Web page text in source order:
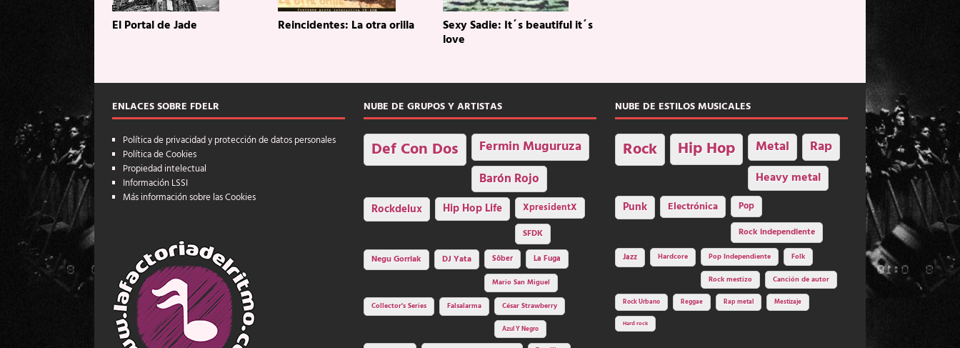
El Portal de Jade Reincidentes: La otra orilla Sexy Sadie: It´s beautiful it´s
love
ENLACES SOBRE FDELR
Política de privacidad y protección de datos personales
Política de Cookies
Propiedad intelectual
Información LSSI
Más información sobre las Cookies
NUBE DE GRUPOS Y ARTISTAS
Def Con Dos Fermin Muguruza
Barón Rojo
Rockdelux Hip Hop Life
XpresidentX
SFDK
Negu Gorriak
DJ Yata Sôber
La Fuga
Mario San Miguel
Collector's Series
Falsalarma César Strawberry
Azul Y Negro
NUBE DE ESTILOS MUSICALES
Rock Hip Hop Metal Rap
Heavy metal
Punk Electrónica
Pop
Rock independiente
Jazz Hardcore Pop Independiente Folk
Rock mestizo Canción de autor
Rock Urbano Reggae Rap metal Mestizaje
Hard rock